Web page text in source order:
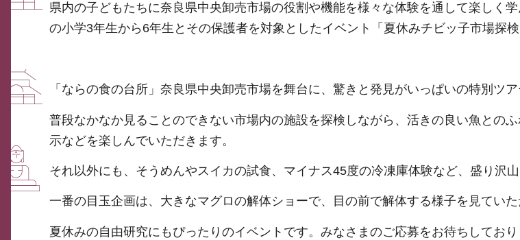
県内の子どもたちに奈良県中央卸売市場の役割や機能を様々な体験を通して楽しく
の小学3年生から6年生とその保護者を対象としたイベント「夏休みチビッ子市場探検
「ならの食の台所」奈良県中央卸売市場を舞台に、驚きと発見がいっぱいの特別ツア
普段なかなか見ることのできない市場内の施設を探検しながら、活きの良い魚との
示などを楽しんでいただきます。
それ以外にも、そうめんやスイカの試食、マイナス45度の冷凍庫体験など、盛り沢山
一番の目玉企画は、大きなマグロの解体ショーで、目の前で解体する様子を見ていた
夏休みの自由研究にもぴったりのイベントです。みなさまのご応募をお待ちしており